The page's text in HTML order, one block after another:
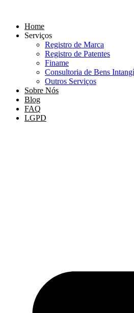
Home
Serviços
Registro de Marca
Registro de Patentes
Finame
Consultoria de Bens
Outros Serviços
Sobre Nós
Blog
FAQ
LGPD